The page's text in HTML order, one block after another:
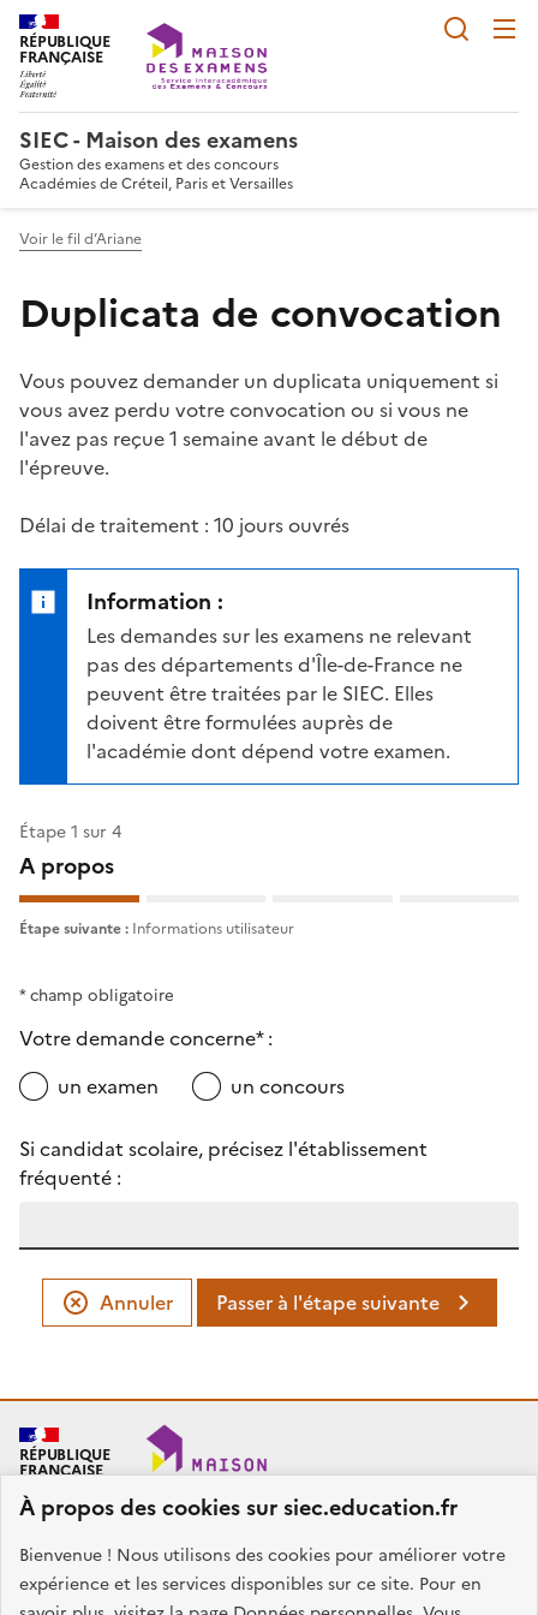
À propos des cookies sur siec.education.fr
Bienvenue ! Nous utilisons des cookies pour améliorer votre
expérience et les services disponibles sur ce site. Pour en
RÉPUBLIQUE
FRANÇAISE
SIEC - Maison des examens
Gestion des examens et des concours
Académies de Créteil, Paris et Versailles
Voir le fil d’Ariane
Duplicata de convocation
Vous pouvez demander un duplicata uniquement si
vous avez perdu votre convocation ou si vous ne
l'avez pas reçue 1 semaine avant le début de
l'épreuve.
Délai de traitement : 10 jours ouvrés
Information :
Les demandes sur les examens ne relevant
pas des départements d'Île-de-France ne
peuvent être traitées par le SIEC. Elles
doivent être formulées auprès de
l'académie dont dépend votre examen.
Étape 1 sur 4
A propos
Étape suivante : Informations utilisateur
* champ obligatoire
Votre demande concerne* :
un examen
un concours
Si candidat scolaire, précisez l'établissement
fréquenté :
Annuler Passer à l'étape suivante
RÉPUBLIQUE
FRANÇAISE
SIEC - Maison des examens
Académies de Créteil, Paris et Versailles
7, rue Ernest Renan